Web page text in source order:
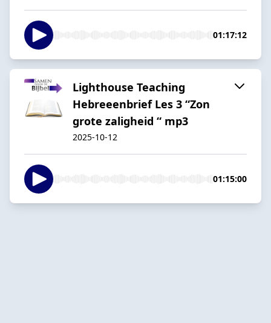
01:17:12
Lighthouse Teaching
Hebreeenbrief Les 3 “Zon
grote zaligheid “ mp3
2025-10-12
01:15:00